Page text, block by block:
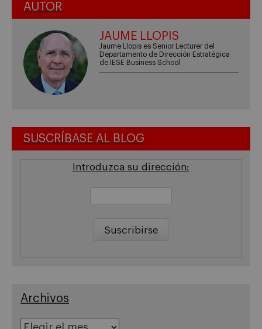
AUTOR
JAUME LLOPIS
Jaume Llopis es Senior Lecturer del
Departamento de Dirección Estratégica
de IESE Business School
SUSCRÍBASE AL BLOG
Introduzca su dirección:
Archivos